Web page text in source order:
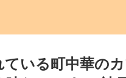
いる町中華の